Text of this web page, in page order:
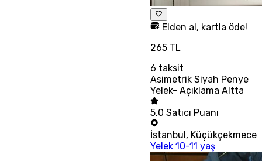
Elden al, kartla öde!
265 TL
6 taksit
Asimetrik Siyah Penye
Yelek- Açıklama Altta
5.0 Satıcı Puanı
İstanbul, Küçükçekmece
Yelek 10-11 yaş